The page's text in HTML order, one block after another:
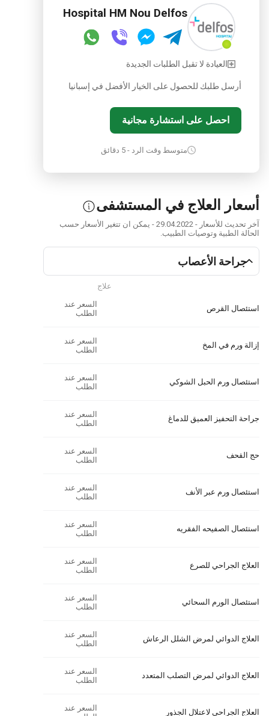
Hospital HM Nou Delfos
العيادة لا تقبل الطلبات الجديدة
أرسل طلبك للحصول على الخيار الأفضل في إسبانيا
احصل على استشارة مجانية
متوسط وقت الرد - 5 دقائق
أسعار العلاج في المستشفى
آخر تحديث للأسعار - 29.04.2022 - يمكن ان تتغير الأسعار حسب
الحالة الطبية وتوصيات الطبيب.
جراحة الأعصاب
علاج
استئصال القرص
السعر عند
الطلب
إزالة ورم في المخ
السعر عند
الطلب
استئصال ورم الحبل الشوكي
السعر عند
الطلب
جراحة التحفيز العميق للدماغ
السعر عند
الطلب
حج القحف
السعر عند
الطلب
استئصال ورم عبر الأنف
السعر عند
الطلب
استئصال الصفيحه الفقريه
السعر عند
الطلب
العلاج الجراحي للصرع
السعر عند
الطلب
استئصال الورم السحائي
السعر عند
الطلب
العلاج الدوائي لمرض الشلل الرعاش
السعر عند
الطلب
العلاج الدوائي لمرض التصلب المتعدد
السعر عند
الطلب
العلاج الجراحي لاعتلال الجذور
السعر عند